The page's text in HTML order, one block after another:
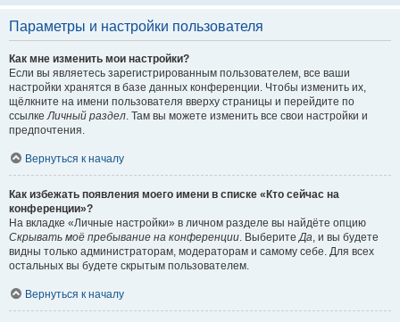
Параметры и настройки пользователя
Как мне изменить мои настройки?
Если вы являетесь зарегистрированным пользователем, все ваши
настройки хранятся в базе данных конференции. Чтобы изменить их,
щёлкните на имени пользователя вверху страницы и перейдите по
ссылкеЛичный раздел. Там вы можете изменить все свои настройки и
предпочтения.
Вернуться к началу
Как избежать появления моего имени в списке «Кто сейчас на
конференции»?
На вкладке «Личные настройки» в личном разделе вы найдёте опцию
Скрывать моё пребывание на конференции. ВыберитеДа, и вы будете
видны только администраторам, модераторам и самому себе. Для всех
остальных вы будете скрытым пользователем.
Вернуться к началу